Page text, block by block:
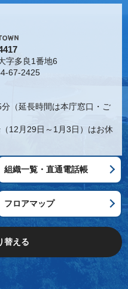
字多良1番地6
67-2425
（延長時間は本庁窓口・ご
12月29日～1月3日）はお休
組織一覧・直通電話帳
フロアマップ
替える